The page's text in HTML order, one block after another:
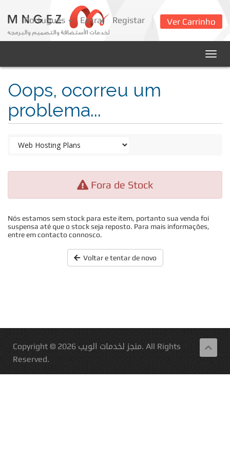
Português Entrar Registar Ver Carrinho
Oops, ocorreu um
problema...
Fora de Stock
Nós estamos sem stock para este item, portanto sua venda foi
suspensa até que o stock seja reposto. Para mais informações,
entre em contacto connosco.
Voltar e tentar de novo
Copyright © 2026 منجز لخدمات الويب. All Rights
Reserved.